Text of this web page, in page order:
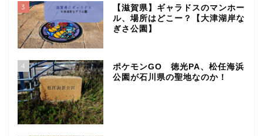
3
【滋賀県】ギャラドスのマンホー
ル、場所はどこー？【大津湖岸な
ぎさ公園】
4
ポケモンGO 徳光PA、松任海浜
公園が石川県の聖地なのか！